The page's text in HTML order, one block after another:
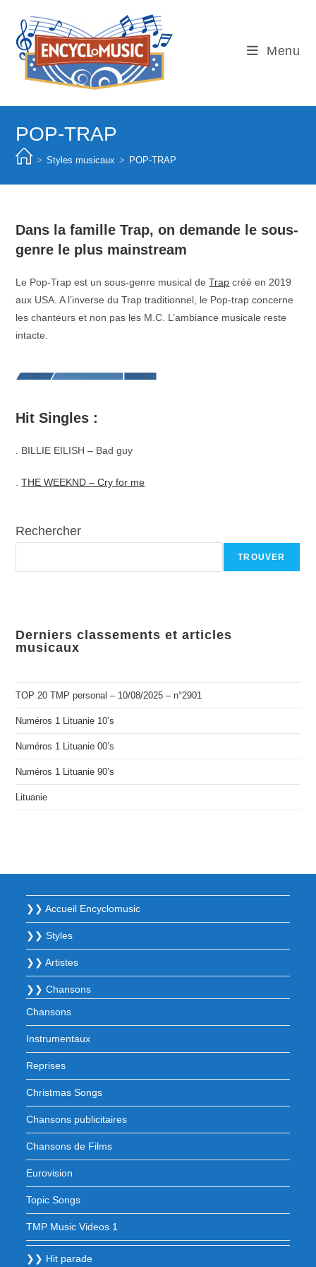
content
Menu
POP-TRAP
> Styles musicaux > POP-TRAP
Dans la famille Trap, on demande le sous-
genre le plus mainstream
Le Pop-Trap est un sous-genre musical deTrap créé en 2019
aux USA. A l’inverse du Trap traditionnel, le Pop-trap concerne
les chanteurs et non pas les M.C. L’ambiance musicale reste
intacte.
Hit Singles :
. BILLIE EILISH – Bad guy
.THE WEEKND – Cry for me
Rechercher
TROUVER
Derniers classements et articles
musicaux
TOP 20 TMP personal – 10/08/2025 – n°2901
Numéros 1 Lituanie 10’s
Numéros 1 Lituanie 00’s
Numéros 1 Lituanie 90’s
Lituanie
❯❯ Accueil Encyclomusic
❯❯ Styles
❯❯ Artistes
❯❯ Chansons
Chansons
Instrumentaux
Reprises
Christmas Songs
Chansons publicitaires
Chansons de Films
Eurovision
Topic Songs
TMP Music Videos 1
❯❯ Hit parade